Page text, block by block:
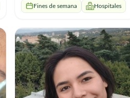
dedicados exclusivamente al
permitido desarrollar no solo los
conocimientos técnicos necesarios,
sino también la empatía, paciencia
y sensibilidad que requiere esta
labor. Cuidado y apoyo en el aseo
personal,higiene y confort diario de
los usuarios,respetando siempre
Fines de semana Hospitales